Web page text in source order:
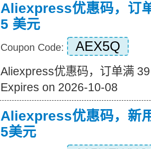
Aliexpress优惠码，订
5 美元
Coupon Code: AEX5Q
Aliexpress优惠码，订单满
Expires on 2026-10-08
Aliexpress优惠码，新
5美元